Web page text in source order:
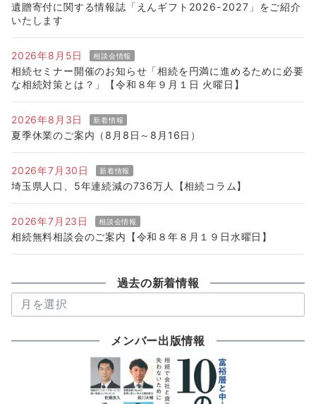
遺贈寄付に関する情報誌「えんギフト2026-2027」をご紹介
いたします
2026年8月5日 相談会情報
相続セミナー開催のお知らせ「相続を円満に進めるために必要
な相続対策とは？」【令和８年９月１日 火曜日】
2026年8月3日 新着情報
夏季休業のご案内（8月8日～8月16日）
2026年7月30日 新着情報
埼玉県人口、5年連続減の736万人【相続コラム】
2026年7月23日 相談会情報
相続無料相談会のご案内【令和８年８月１９日水曜日】
過去の新着情報
去
メンバー出版情報